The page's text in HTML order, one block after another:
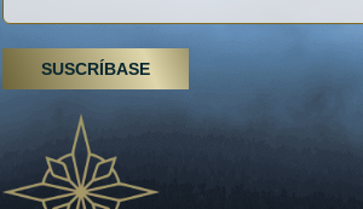
Senderismo, tratamientos de spa y yoga: los
Emiratos Árabes Unidos se erigen como un
03 April 2025
Évasions hivernales pour les voyageurs des
Émirats: redéfinir le voyage de luxe
SUSCRÍBASE